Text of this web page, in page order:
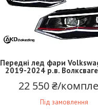
Передні лед фари
2019-2024 р.в.
22 550 ₴/
Під замовлення